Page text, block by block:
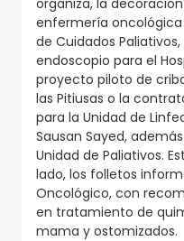
enfermería oncológica
de Cuidados
endoscopio para el
proyecto piloto de
las Pitiusas o la
para la Unidad de
Sausan Sayed,
Unidad de Paliativos.
lado, los folletos
Oncológico, con
en tratamiento de
mama y ostomizados.